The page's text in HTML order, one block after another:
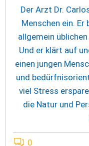
Der Arzt Dr.
Menschen ein.
allgemein
Und er klärt auf
einen jungen
und
viel Stress
die Natur und
0